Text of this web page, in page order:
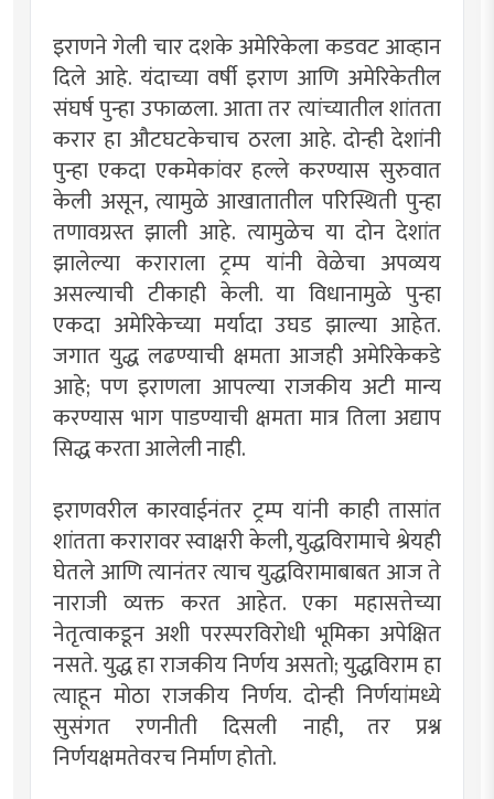
इराणने गेली चार दशके अमेरिकेला कडवट आव्हान
दिले आहे. यंदाच्या वर्षी इराण आणि अमेरिकेतील
संघर्ष पुन्हा उफाळला. आता तर त्यांच्यातील शांतता
करार हा औटघटकेचाच ठरला आहे. दोन्ही देशांनी
पुन्हा एकदा एकमेकांवर हल्ले करण्यास सुरुवात
केली असून, त्यामुळे आखातातील परिस्थिती पुन्हा
तणावग्रस्त झाली आहे. त्यामुळेच या दोन देशांत
झालेल्या कराराला ट्रम्प यांनी वेळेचा अपव्यय
असल्याची टीकाही केली. या विधानामुळे पुन्हा
एकदा अमेरिकेच्या मर्यादा उघड झाल्या आहेत.
जगात युद्ध लढण्याची क्षमता आजही अमेरिकेकडे
आहे; पण इराणला आपल्या राजकीय अटी मान्य
करण्यास भाग पाडण्याची क्षमता मात्र तिला अद्याप
सिद्ध करता आलेली नाही.
इराणवरील कारवाईनंतर ट्रम्प यांनी काही तासांत
शांतता करारावर स्वाक्षरी केली, युद्धविरामाचे श्रेयही
घेतले आणि त्यानंतर त्याच युद्धविरामाबाबत आज ते
नाराजी व्यक्त करत आहेत. एका महासत्तेच्या
नेतृत्वाकडून अशी परस्परविरोधी भूमिका अपेक्षित
नसते. युद्ध हा राजकीय निर्णय असतो; युद्धविराम हा
त्याहून मोठा राजकीय निर्णय. दोन्ही निर्णयांमध्ये
सुसंगत रणनीती दिसली नाही, तर प्रश्न
निर्णयक्षमतेवरच निर्माण होतो.